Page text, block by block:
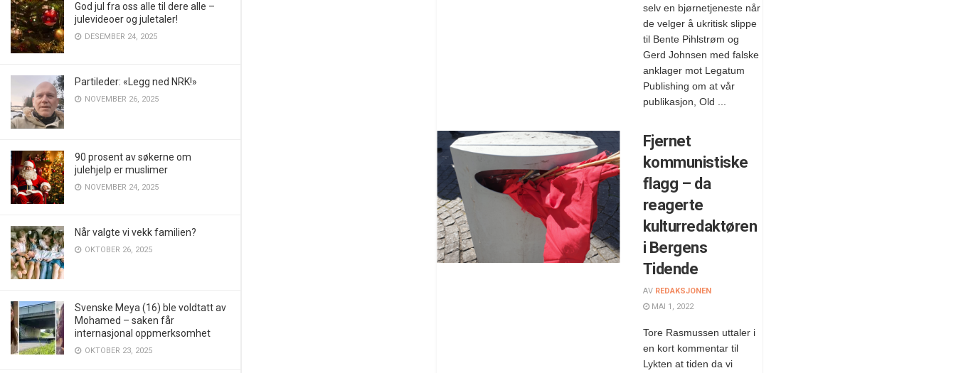
God jul fra oss alle til dere alle –
julevideoer og juletaler!
DESEMBER 24, 2025
Partileder: «Legg ned NRK!»
NOVEMBER 26, 2025
90 prosent av søkerne om
julehjelp er muslimer
NOVEMBER 24, 2025
Når valgte vi vekk familien?
OKTOBER 26, 2025
Svenske Meya (16) ble voldtatt av
Mohamed – saken får
internasjonal oppmerksomhet
OKTOBER 23, 2025
selv en bjørnetjeneste når
de velger å ukritisk slippe
til Bente Pihlstrøm og
Gerd Johnsen med falske
anklager mot Legatum
Publishing om at vår
publikasjon, Old ...
Fjernet
kommunistiske
flagg – da
reagerte
kulturredaktøren
i Bergens
Tidende
AV REDAKSJONEN
MAI 1, 2022
Tore Rasmussen uttaler i
en kort kommentar til
Lykten at tiden da vi